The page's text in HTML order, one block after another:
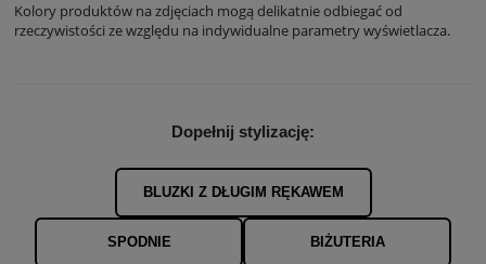
Kolory produktów na zdjęciach mogą delikatnie odbiegać od
rzeczywistości ze względu na indywidualne parametry wyświetlacza.
Dopełnij stylizację:
BLUZKI Z DŁUGIM RĘKAWEM
SPODNIE BIŻUTERIA